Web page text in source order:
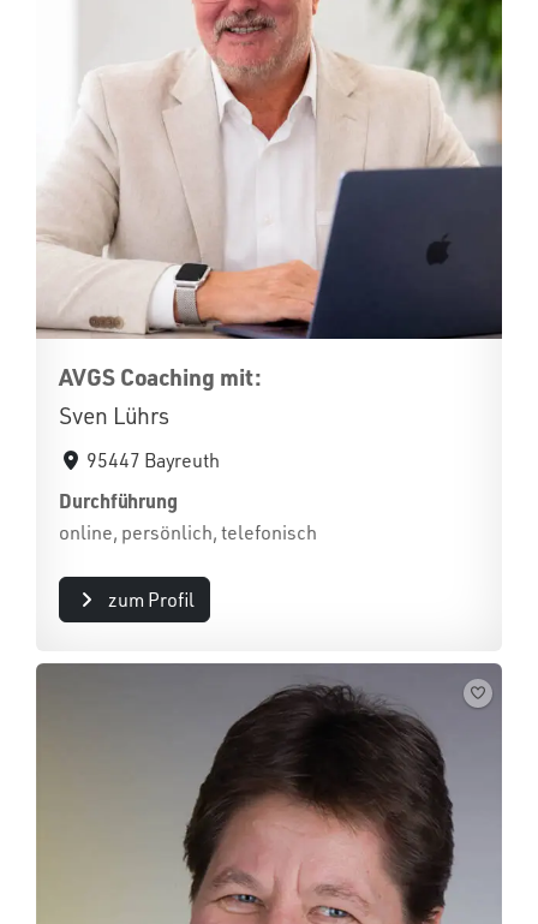
AVGS Coaching mit:
Sven Lührs
95447 Bayreuth
Durchführung
online, persönlich, telefonisch
zum Profil